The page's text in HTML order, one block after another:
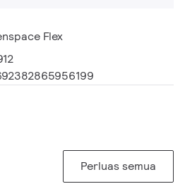
Flex
Perluas semua